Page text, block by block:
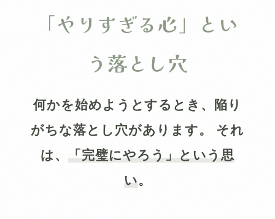
「やりすぎる心」とい
う落とし穴
何かを始めようとするとき、陥り
がちな落とし穴があります。 それ
は、「完璧にやろう」という思
い。